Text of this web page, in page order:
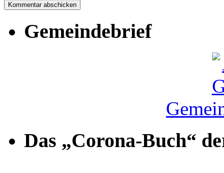
Gemeindebrief
Das „Corona-Buch“